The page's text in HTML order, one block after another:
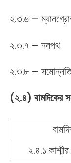
২.৩.৬ –
২.৩.৭ – নলপথ
২.৩.৮ – সমোন্নতি
(২.৪) বামদিকের
২.৪.১